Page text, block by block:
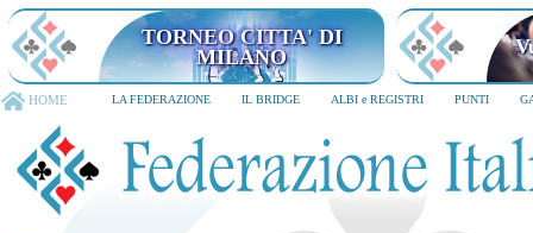
TORNEO CITTA' DI
MILANO
HOME LA FEDERAZIONE IL BRIDGE ALBI e REGISTRI PUNTI